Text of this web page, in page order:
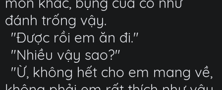
đánh trống vậy.
"Được rồi em ăn đi."
"Nhiều vậy sao?"
"Ừ, không hết cho em mang về,